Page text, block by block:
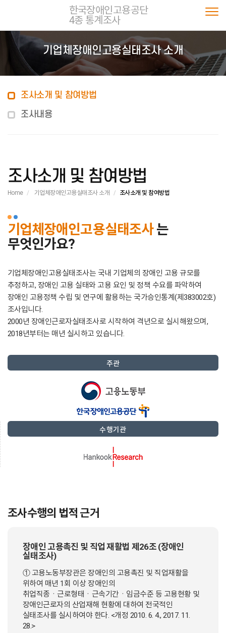
한국장애인고용공단
4종 통계조사
기업체장애인고용실태조사 소개
조사소개 및 참여방법
조사내용
조사소개 및 참여방법
Home 기업체장애인고용실태조사 소개 조사소개 및 참여방법
기업체장애인고용실태조사는
무엇인가요?
기업체장애인고용실태조사는 국내 기업체의 장애인 고용 규모를
추정하고, 장애인 고용 실태와 고용 요인 및 정책 수요를 파악하여
장애인 고용정책 수립 및 연구에 활용하는 국가승인통계(제383002호)
조사입니다.
2000년 장애인근로자실태조사로 시작하여 격년으로 실시해왔으며,
2018년부터는 매년 실시하고 있습니다.
주관
수행기관
조사수행의 법적 근거
장애인 고용촉진 및 직업 재활법 제26조 (장애인
실태조사)
① 고용노동부장관은 장애인의 고용촉진 및 직업재활을
위하여 매년 1회 이상 장애인의
취업직종ㆍ근로형태ㆍ근속기간ㆍ임금수준 등 고용현황 및
장애인근로자의 산업재해 현황에 대하여 전국적인
실태조사를 실시하여야 한다. <개정 2010. 6. 4., 2017. 11.
28.>